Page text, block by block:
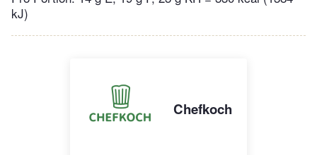
kJ)
Chefkoch